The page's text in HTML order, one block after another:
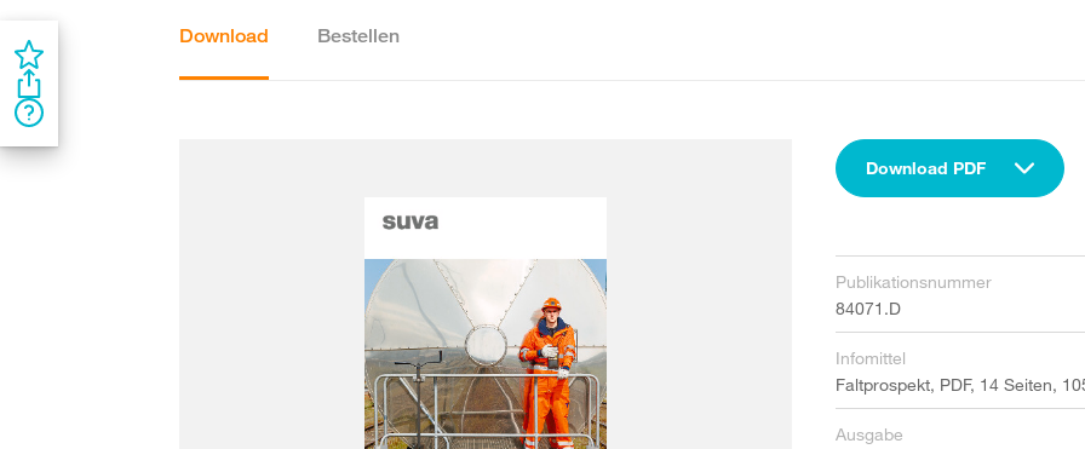
Download Bestellen
Download PDF
Publikationsnummer
84071.D
Infomittel
Faltprospekt, PDF, 14 Seiten,
Ausgabe